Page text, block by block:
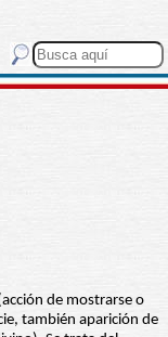
de mostrarse o
también aparición de